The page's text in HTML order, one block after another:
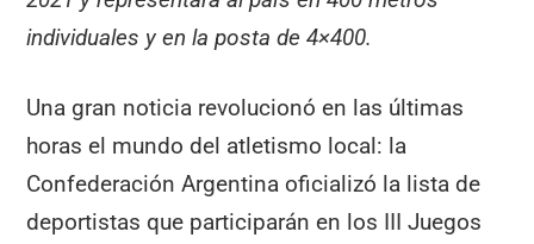
individuales y en la posta de 4×400.
Una gran noticia revolucionó en las últimas
horas el mundo del atletismo local: la
Confederación Argentina oficializó la lista de
deportistas que participarán en los III Juegos